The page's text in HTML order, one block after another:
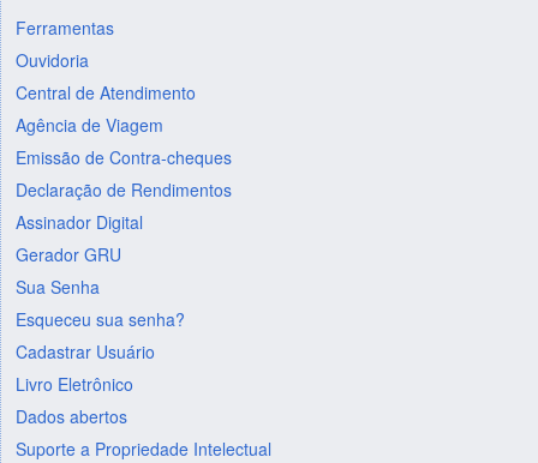
Ferramentas
Ouvidoria
Central de Atendimento
Agência de Viagem
Emissão de Contra-cheques
Declaração de Rendimentos
Assinador Digital
Gerador GRU
Sua Senha
Esqueceu sua senha?
Cadastrar Usuário
Livro Eletrônico
Dados abertos
Suporte a Propriedade Intelectual